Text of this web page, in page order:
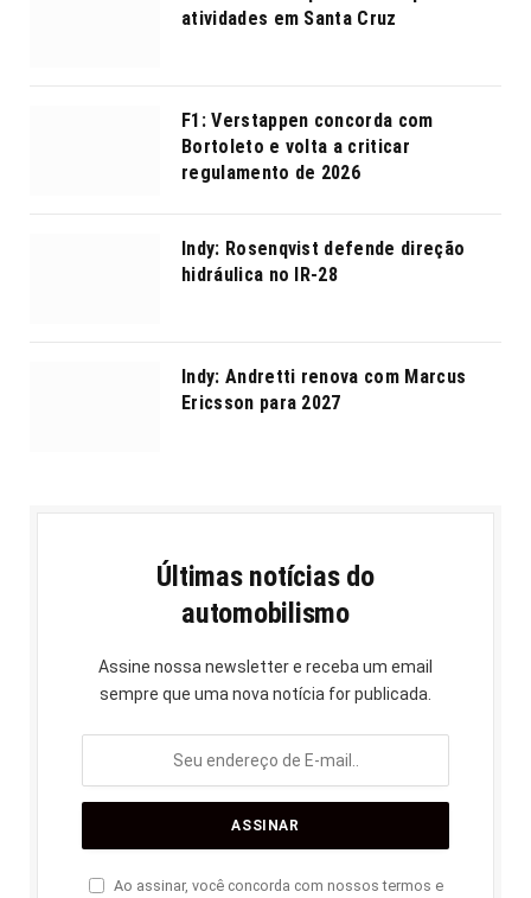
atividades em Santa Cruz
F1: Verstappen concorda com
Bortoleto e volta a criticar
regulamento de 2026
Indy: Rosenqvist defende direção
hidráulica no IR-28
Indy: Andretti renova com Marcus
Ericsson para 2027
Últimas notícias do
automobilismo
Assine nossa newsletter e receba um email
sempre que uma nova notícia for publicada.
Ao assinar, você concorda com nossos termos e